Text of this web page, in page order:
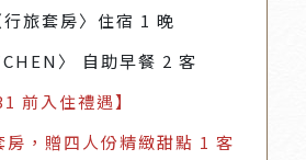
旅套房〉住宿 1 晚
〉 自助早餐 2 客
前入住禮遇】
房，贈四人份精緻甜點 1 客